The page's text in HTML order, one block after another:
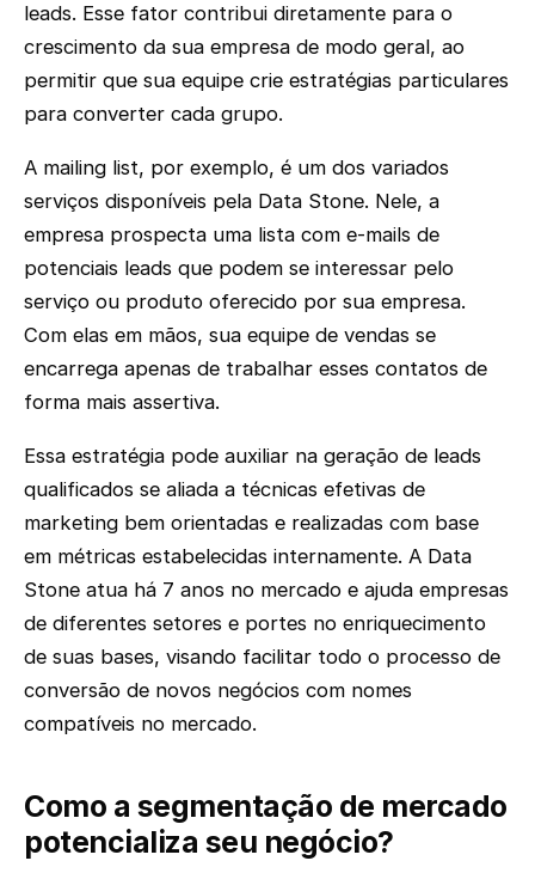
leads. Esse fator contribui diretamente para o
crescimento da sua empresa de modo geral, ao
permitir que sua equipe crie estratégias particulares
para converter cada grupo.
A mailing list, por exemplo, é um dos variados
serviços disponíveis pela Data Stone. Nele, a
empresa prospecta uma lista com e-mails de
potenciais leads que podem se interessar pelo
serviço ou produto oferecido por sua empresa.
Com elas em mãos, sua equipe de vendas se
encarrega apenas de trabalhar esses contatos de
forma mais assertiva.
Essa estratégia pode auxiliar na geração de leads
qualificados se aliada a técnicas efetivas de
marketing bem orientadas e realizadas com base
em métricas estabelecidas internamente. A Data
Stone atua há 7 anos no mercado e ajuda empresas
de diferentes setores e portes no enriquecimento
de suas bases, visando facilitar todo o processo de
conversão de novos negócios com nomes
compatíveis no mercado.
Como a segmentação de mercado
potencializa seu negócio?